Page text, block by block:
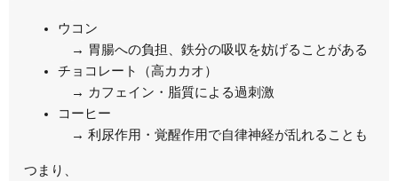
ウコン
→ 胃腸への負担、鉄分の吸収を妨げることがある
チョコレート（高カカオ）
→ カフェイン・脂質による過刺激
コーヒー
→ 利尿作用・覚醒作用で自律神経が乱れることも
つまり、